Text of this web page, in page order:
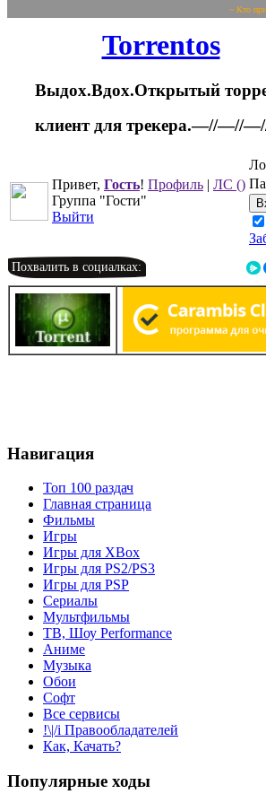
~ Кто
Torrentos
клиент для
Привет, Гость! Профиль | ЛС ()
Группа "Гости"
Выйти
Похвалить в социалках:
Навигация
Топ 100 раздач
Главная страница
Фильмы
Игры
Игры для XBox
Игры для PS2/PS3
Игры для PSP
Сериалы
Мультфильмы
ТВ, Шоу Performance
Аниме
Музыка
Обои
Софт
Все сервисы
!\|/i Правообладателей
Как, Качать?
Популярные ходы